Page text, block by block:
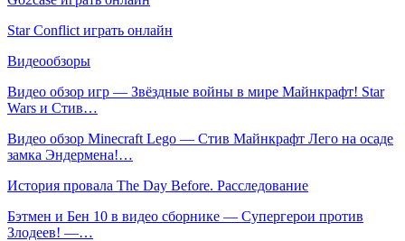
Star Conflict играть онлайн
Видеообзоры
Видео обзор игр — Звёздные войны в мире Майнкрафт! Star
Wars и Стив…
Видео обзор Minecraft Lego — Стив Майнкрафт Лего на осаде
замка Эндермена!…
История провала The Day Before. Расследование
Бэтмен и Бен 10 в видео сборнике — Супергерои против
Злодеев! —…